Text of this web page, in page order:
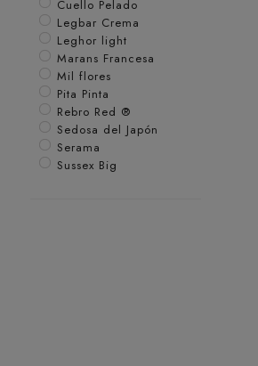
Cuello Pelado
Legbar Crema
Leghor light
Marans Francesa
Mil flores
Pita Pinta
Rebro Red ®
Sedosa del Japón
Serama
Sussex Big